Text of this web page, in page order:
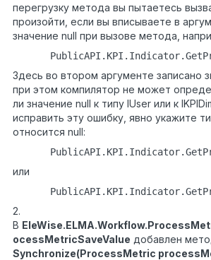
перегрузку метода вы пытаетесь
произойти, если вы вписываете в
значение null при вызове метода,
Здесь во втором аргументе записано
при этом компилятор не может
ли значение null к типу IUser или к
исправить эту ошибку, явно укажите
относится null:
или
2.
В
ocessMetricSaveValue добавлен
Synchronize(ProcessMetric